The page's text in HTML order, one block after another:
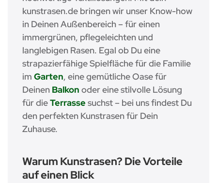
kunstrasen.de bringen wir unser Know-how
in Deinen Außenbereich – für einen
immergrünen, pflegeleichten und
langlebigen Rasen. Egal ob Du eine
strapazierfähige Spielfläche für die Familie
im Garten, eine gemütliche Oase für
Deinen Balkon oder eine stilvolle Lösung
für dieTerrasse suchst – bei uns findest Du
den perfekten Kunstrasen für Dein
Zuhause.
Warum Kunstrasen? Die Vorteile
auf einen Blick